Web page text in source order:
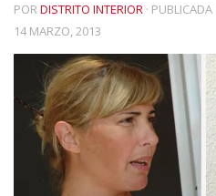
PORDISTRITO INTERIOR · PUBLICADA
14 MARZO, 2013